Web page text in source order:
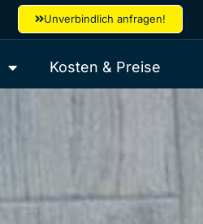
Unverbindlich anfragen!
Kosten & Preise